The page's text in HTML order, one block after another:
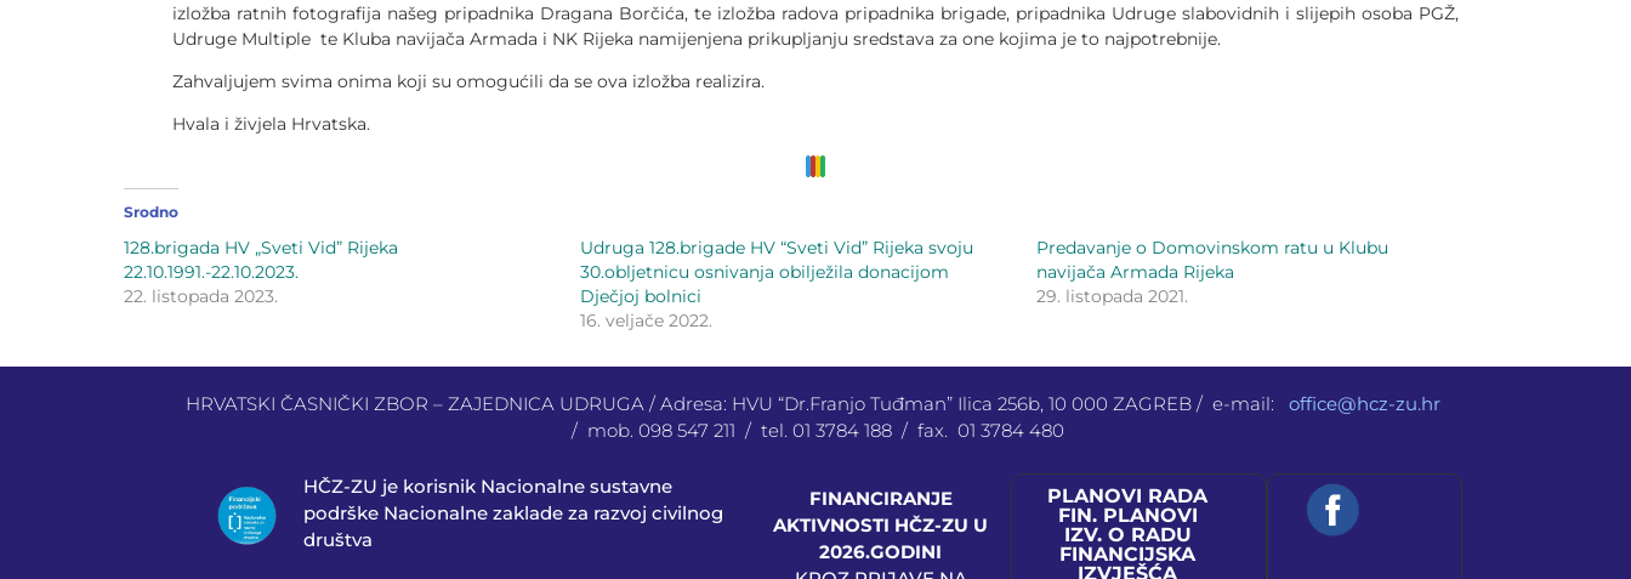
izložba ratnih fotografija našeg pripadnika Dragana Borčića, te izložba radova pripadnika brigade, pripadnika Udruge slabovidnih i slijepih osoba PGŽ,
Udruge Multiple te Kluba navijača Armada i NK Rijeka namijenjena prikupljanju sredstava za one kojima je to najpotrebnije.
Zahvaljujem svima onima koji su omogućili da se ova izložba realizira.
Hvala i živjela Hrvatska.
Srodno
128.brigada HV „Sveti Vid” Rijeka
22.10.1991.-22.10.2023.
22. listopada 2023.
Udruga 128.brigade HV “Sveti Vid” Rijeka svoju
30.obljetnicu osnivanja obilježila donacijom
Dječjoj bolnici
16. veljače 2022.
Predavanje o Domovinskom ratu u Klubu
navijača Armada Rijeka
29. listopada 2021.
HRVATSKI ČASNIČKI ZBOR – ZAJEDNICA UDRUGA / Adresa: HVU “Dr.Franjo Tuđman” Ilica 256b, 10 000 ZAGREB / e-mail: office@hcz-zu.hr
/ mob. 098 547 211 / tel. 01 3784 188 / fax. 01 3784 480
HČZ-ZU je korisnik Nacionalne sustavne
podrške Nacionalne zaklade za razvoj civilnog
društva
FINANCIRANJE
AKTIVNOSTI HČZ-ZU U
2026.GODINI
PLANOVI RADA
FIN. PLANOVI
IZV. O RADU
FINANCIJSKA
IZVJEŠĆA